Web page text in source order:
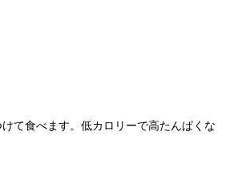
て食べます。低カロリーで高たんぱくな